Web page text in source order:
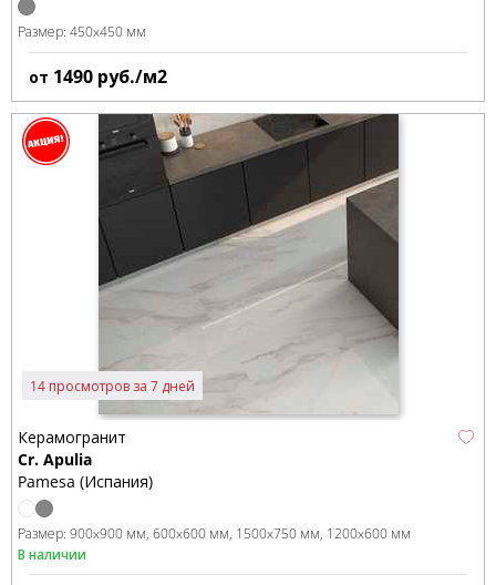
Размер: 450x450 мм
от 1490 руб./м2
14 просмотров за 7 дней
Керамогранит
Cr. Apulia
Pamesa (Испания)
Размер: 900x900 мм 600x600 мм 1500x750 мм 1200x600 мм
В наличии